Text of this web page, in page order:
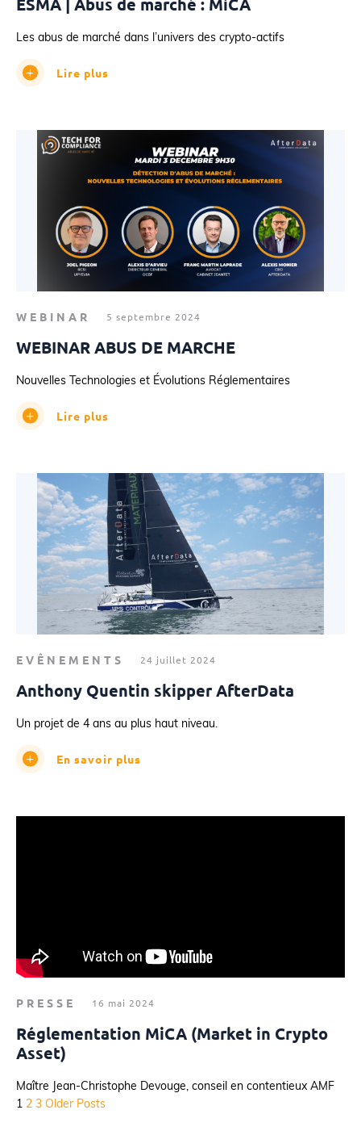
Les abus de marché dans l’univers des crypto-actifs
Lire plus
WEBINAR 5 septembre 2024
WEBINAR ABUS DE MARCHE
Nouvelles Technologies et Évolutions Réglementaires
Lire plus
EVÊNEMENTS 24 juillet 2024
Anthony Quentin skipper AfterData
Un projet de 4 ans au plus haut niveau.
En savoir plus
PRESSE 16 mai 2024
Réglementation MiCA (Market in Crypto
Asset)
Maître Jean-Christophe Devouge, conseil en contentieux AMF
1 2 3 Older Posts